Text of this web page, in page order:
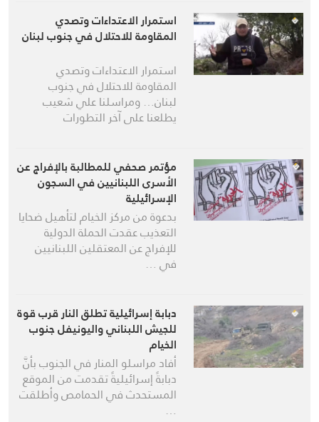
استمرار الاعتداءات وتصدي
المقاومة للاحتلال في جنوب لبنان
استمرار الاعتداءات وتصدي
المقاومة للاحتلال في جنوب
لبنان… ومراسلنا علي شعيب
يطلعنا على آخر التطورات
مؤتمر صحفي للمطالبة بالإفراج عن
الأسرى اللبنانيين في السجون
الإسرائيلية
بدعوة من مركز الخيام لتأهيل ضحايا
التعذيب عقدت الحملة الدولية
للإفراج عن المعتقلين اللبنانيين
في …
دبابة إسرائيلية تطلق النار قرب قوة
للجيش اللبناني واليونيفل جنوب
الخيام
أفاد مراسلو المنار في الجنوب بأنَّ
دبابةً إسرائيليةً تقدمت من الموقع
المستحدث في الحمامص وأطلقت
…